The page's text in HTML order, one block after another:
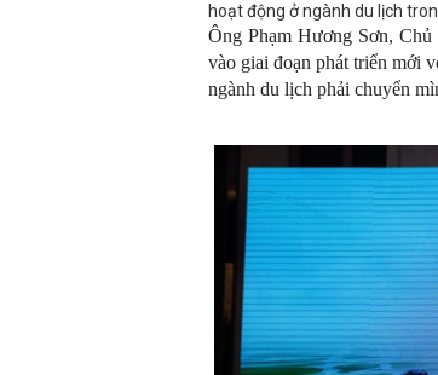
hoạt động ở ngành du lịch
Ông Phạm Hương Sơn,
vào giai đoạn phát triển mới
ngành du lịch phải chuyển